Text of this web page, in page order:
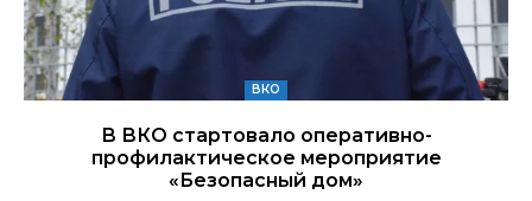
ВКО
В ВКО стартовало оперативно-
профилактическое мероприятие
«Безопасный дом»